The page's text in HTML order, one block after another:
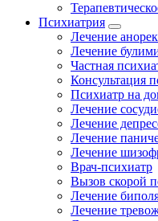
Психиатрия
Лечение
Лечение
Частная
Консультация
Психиатр на
Лечение
Лечение
Лечение
Лечение
Врач-психиатр
Вызов скорой
Лечение
Лечение